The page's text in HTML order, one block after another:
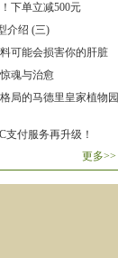
下单立减500元
介绍 (三)
可能会损害你的肝脏
魂与治愈
局的马德里皇家植物园
支付服务再升级！
更多>>